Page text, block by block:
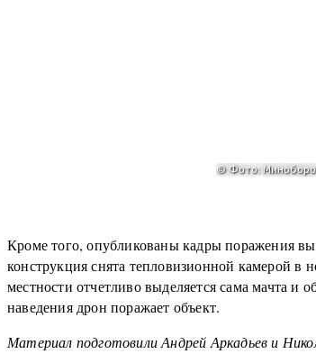
Кроме того, опубликованы кадры поражения
конструкция снята тепловизионной камерой в
местности отчетливо выделяется сама мачта и
наведения дрон поражает объект.
Материал подготовили Андрей Аркадьев и